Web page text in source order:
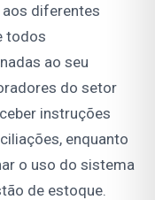
diferentes
todos
ao seu
do setor
instruções
enquanto
o uso do sistema
de estoque.